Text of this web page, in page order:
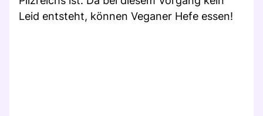
Leid entsteht, können Veganer Hefe essen!